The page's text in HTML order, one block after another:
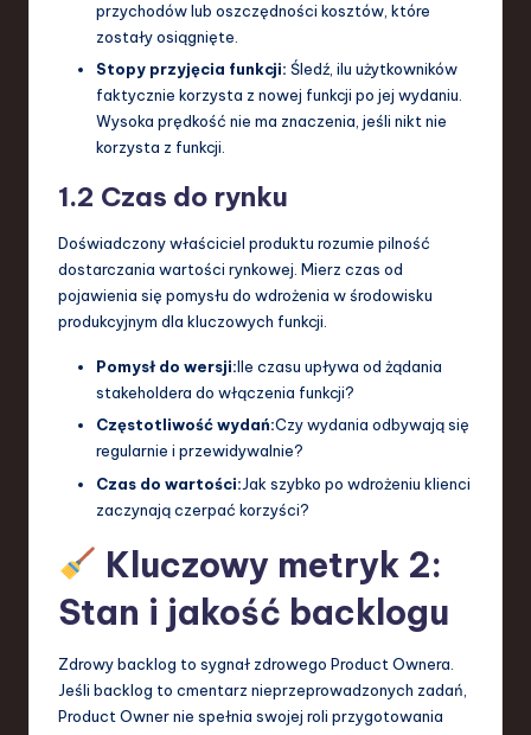
przychodów lub oszczędności kosztów, które
zostały osiągnięte.
Stopy przyjęcia funkcji: Śledź, ilu użytkowników
faktycznie korzysta z nowej funkcji po jej wydaniu.
Wysoka prędkość nie ma znaczenia, jeśli nikt nie
korzysta z funkcji.
1.2 Czas do rynku
Doświadczony właściciel produktu rozumie pilność
dostarczania wartości rynkowej. Mierz czas od
pojawienia się pomysłu do wdrożenia w środowisku
produkcyjnym dla kluczowych funkcji.
Pomysł do wersji:Ile czasu upływa od żądania
stakeholdera do włączenia funkcji?
Częstotliwość wydań:Czy wydania odbywają się
regularnie i przewidywalnie?
Czas do wartości:Jak szybko po wdrożeniu klienci
zaczynają czerpać korzyści?
Kluczowy metryk 2:
Stan i jakość backlogu
Zdrowy backlog to sygnał zdrowego Product Ownera.
Jeśli backlog to cmentarz nieprzeprowadzonych zadań,
Product Owner nie spełnia swojej roli przygotowania